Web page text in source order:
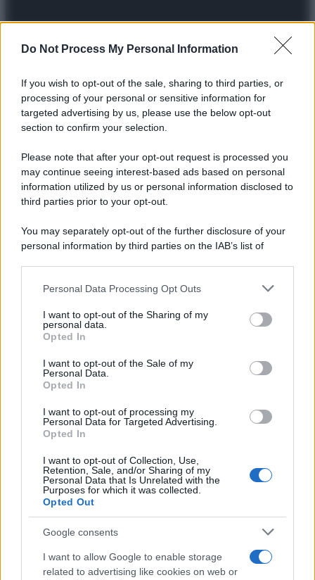
Do Not Process My Personal Information
If you wish to opt-out of the sale, sharing to third parties, or
processing of your personal or sensitive information for
targeted advertising by us, please use the below opt-out
section to confirm your selection.
Please note that after your opt-out request is processed you
may continue seeing interest-based ads based on personal
information utilized by us or personal information disclosed to
third parties prior to your opt-out.
You may separately opt-out of the further disclosure of your
personal information by third parties on the IAB’s list of
This information may also be disclosed by us to third parties
disclose it to other third parties.
Please note that this website/app uses one or more Google
services and may gather and store information including but
not limited to your visit or usage behaviour. You may click to
grant or deny consent to Google and its third-party tags to
consent section.
Personal Data Processing Opt Outs
I want to opt-out of the Sharing of my
personal data.
Opted In
I want to opt-out of the Sale of my
Personal Data.
Opted In
I want to opt-out of processing my
Personal Data for Targeted Advertising.
Opted In
I want to opt-out of Collection, Use,
Retention, Sale, and/or Sharing of my
Personal Data that Is Unrelated with the
Purposes for which it was collected.
Opted Out
Google consents
I want to allow Google to enable storage
related to advertising like cookies on web or